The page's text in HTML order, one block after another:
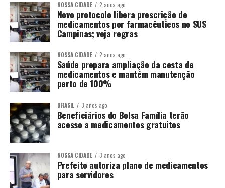
NOSSA CIDADE 2 anos ago
Novo protocolo libera prescrição de
medicamentos por farmacêuticos no SUS
Campinas; veja regras
NOSSA CIDADE 2 anos ago
Saúde prepara ampliação da cesta de
medicamentos e mantém manutenção
perto de 100%
BRASIL 3 anos ago
Beneficiários do Bolsa Família terão
acesso a medicamentos gratuitos
NOSSA CIDADE 3 anos ago
Prefeito autoriza plano de medicamentos
para servidores